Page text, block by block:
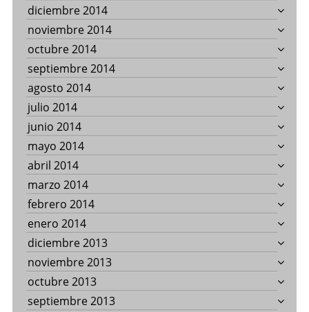
diciembre 2014
noviembre 2014
octubre 2014
septiembre 2014
agosto 2014
julio 2014
junio 2014
mayo 2014
abril 2014
marzo 2014
febrero 2014
enero 2014
diciembre 2013
noviembre 2013
octubre 2013
septiembre 2013